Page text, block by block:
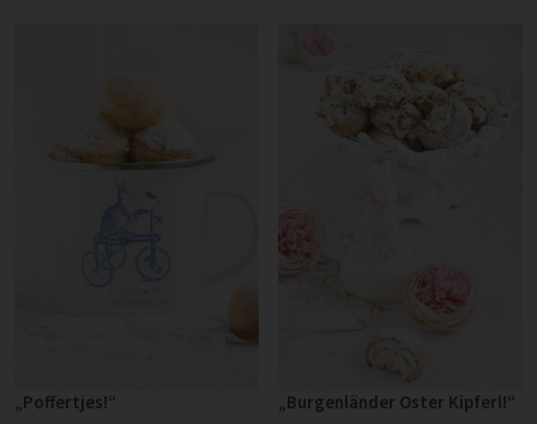
„Poffertjes!“ „Burgenländer Oster Kipferl!“